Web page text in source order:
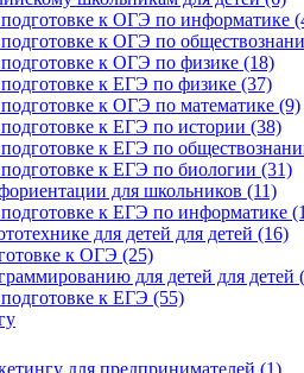
к ОГЭ по информатике
к ОГЭ по
к ОГЭ по физике (18)
к ЕГЭ по физике (37)
к ОГЭ по математике (9)
к ЕГЭ по истории (38)
к ЕГЭ по
к ЕГЭ по биологии (31)
для школьников (11)
к ЕГЭ по информатике
для детей для детей (16)
к ОГЭ (25)
для детей для детей
к ЕГЭ (55)